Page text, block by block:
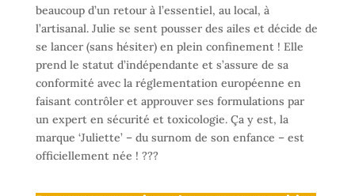
beaucoup d’un retour à l’essentiel, au local, à
l’artisanal. Julie se sent pousser des ailes et décide de
se lancer (sans hésiter) en plein confinement ! Elle
prend le statut d’indépendante et s’assure de sa
conformité avec la réglementation européenne en
faisant contrôler et approuver ses formulations par
un expert en sécurité et toxicologie. Ça y est, la
marque ‘Juliette’ – du surnom de son enfance – est
officiellement née ! ???